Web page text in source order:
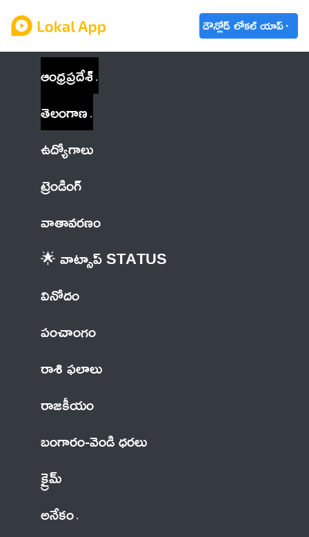
డౌన్లోడ్ లోకల్ యాప్
ఆంధ్రప్రదేశ్
తెలంగాణ
ఉద్యోగాలు
ట్రెండింగ్
వాతావరణం
🌟 వాట్సాప్ STATUS
వినోదం
పంచాంగం
రాశి ఫలాలు
రాజకీయం
బంగారం-వెండి ధరలు
క్రైమ్
అనేకం